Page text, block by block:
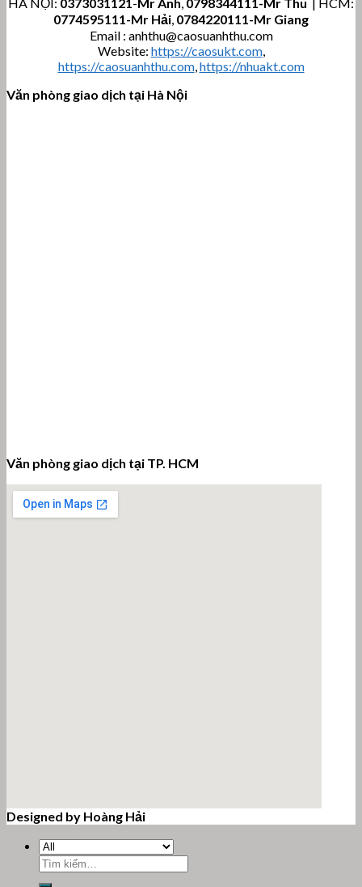
HÀ NỘI: 0373031121- Mr Anh, 0798344111-Mr Thu
| HCM:
0774595111-Mr Hải, 0784220111-Mr Giang
Email : anhthu@caosuanhthu.com
Website: https://caosukt.com,
https://caosuanhthu.com,https://nhuakt.com
Văn phòng giao dịch tại Hà Nội
Văn phòng giao dịch tại TP. HCM
Designed by Hoàng Hải
Tìm
kiếm: